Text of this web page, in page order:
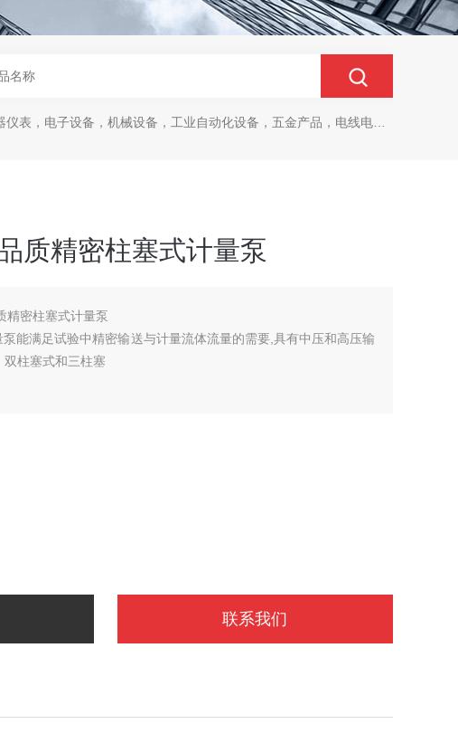
表，电子设备，机械设备，工业自动化设备，五金产品，电线电缆，金属材料，电子
质精密柱塞式计量泵
精密柱塞式计量泵
能满足试验中精密输送与计量流体流量的需要,具有中压和高压输
柱塞式和三柱塞
联系我们